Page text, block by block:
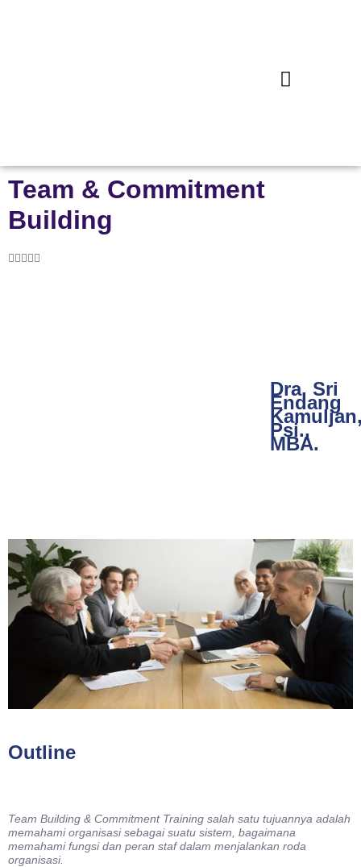
Team & Commitment
Building
    
Dra. Sri
Endang
Psi.,
MBA.
Outline
Team Building & Commitment Training salah satu tujuannya adalah
memahami organisasi sebagai suatu sistem, bagaimana
memahami fungsi dan peran staf dalam menjalankan roda
organisasi.